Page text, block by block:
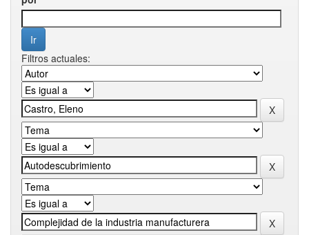
Filtros actuales: